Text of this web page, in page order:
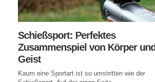
Schießsport: Perfektes
Zusammenspiel von Körper und
Geist
Kaum eine Sportart ist so umstritten wie der